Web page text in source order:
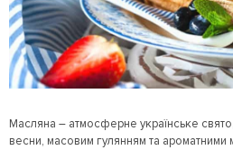
Масляна – атмосферне українське
весни, масовим гулянням та ароматними